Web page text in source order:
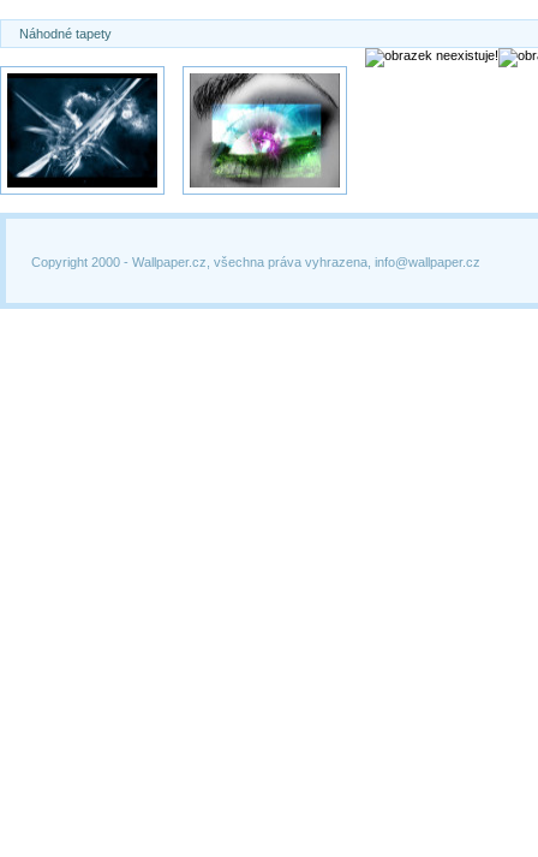
Náhodné tapety
Copyright 2000 - Wallpaper.cz, všechna práva vyhrazena, info@wallpaper.cz